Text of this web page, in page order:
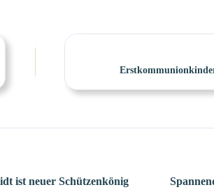
ist neuer Schützenkönig